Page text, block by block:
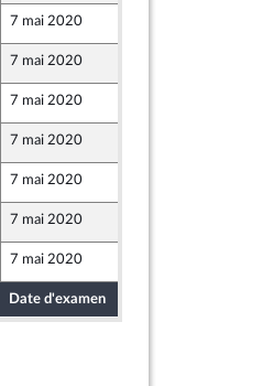
7 mai 2020
7 mai 2020
7 mai 2020
7 mai 2020
7 mai 2020
7 mai 2020
7 mai 2020
Date d'examen